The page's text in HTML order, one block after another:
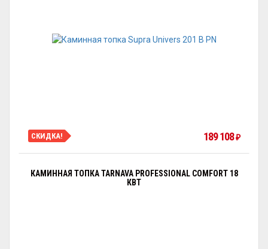
СКИДКА! 189 108₽
КАМИННАЯ ТОПКА TARNAVA PROFESSIONAL COMFORT 18
КВТ